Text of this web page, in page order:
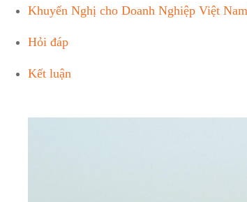
Khuyến Nghị cho Doanh Nghiệp Việt
Hỏi đáp
Kết luận